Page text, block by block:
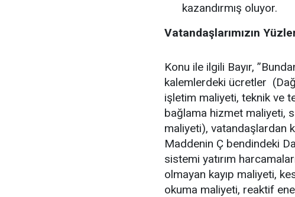
kazandırmış oluyor.
Vatandaşlarımızın
Konu ile ilgili Bayır,
kalemlerdeki ücretler
işletim maliyeti, teknik ve
bağlama hizmet maliyeti,
maliyeti), vatandaşlardan
Maddenin Ç bendindeki
sistemi yatırım
olmayan kayıp maliyeti,
okuma maliyeti, reaktif